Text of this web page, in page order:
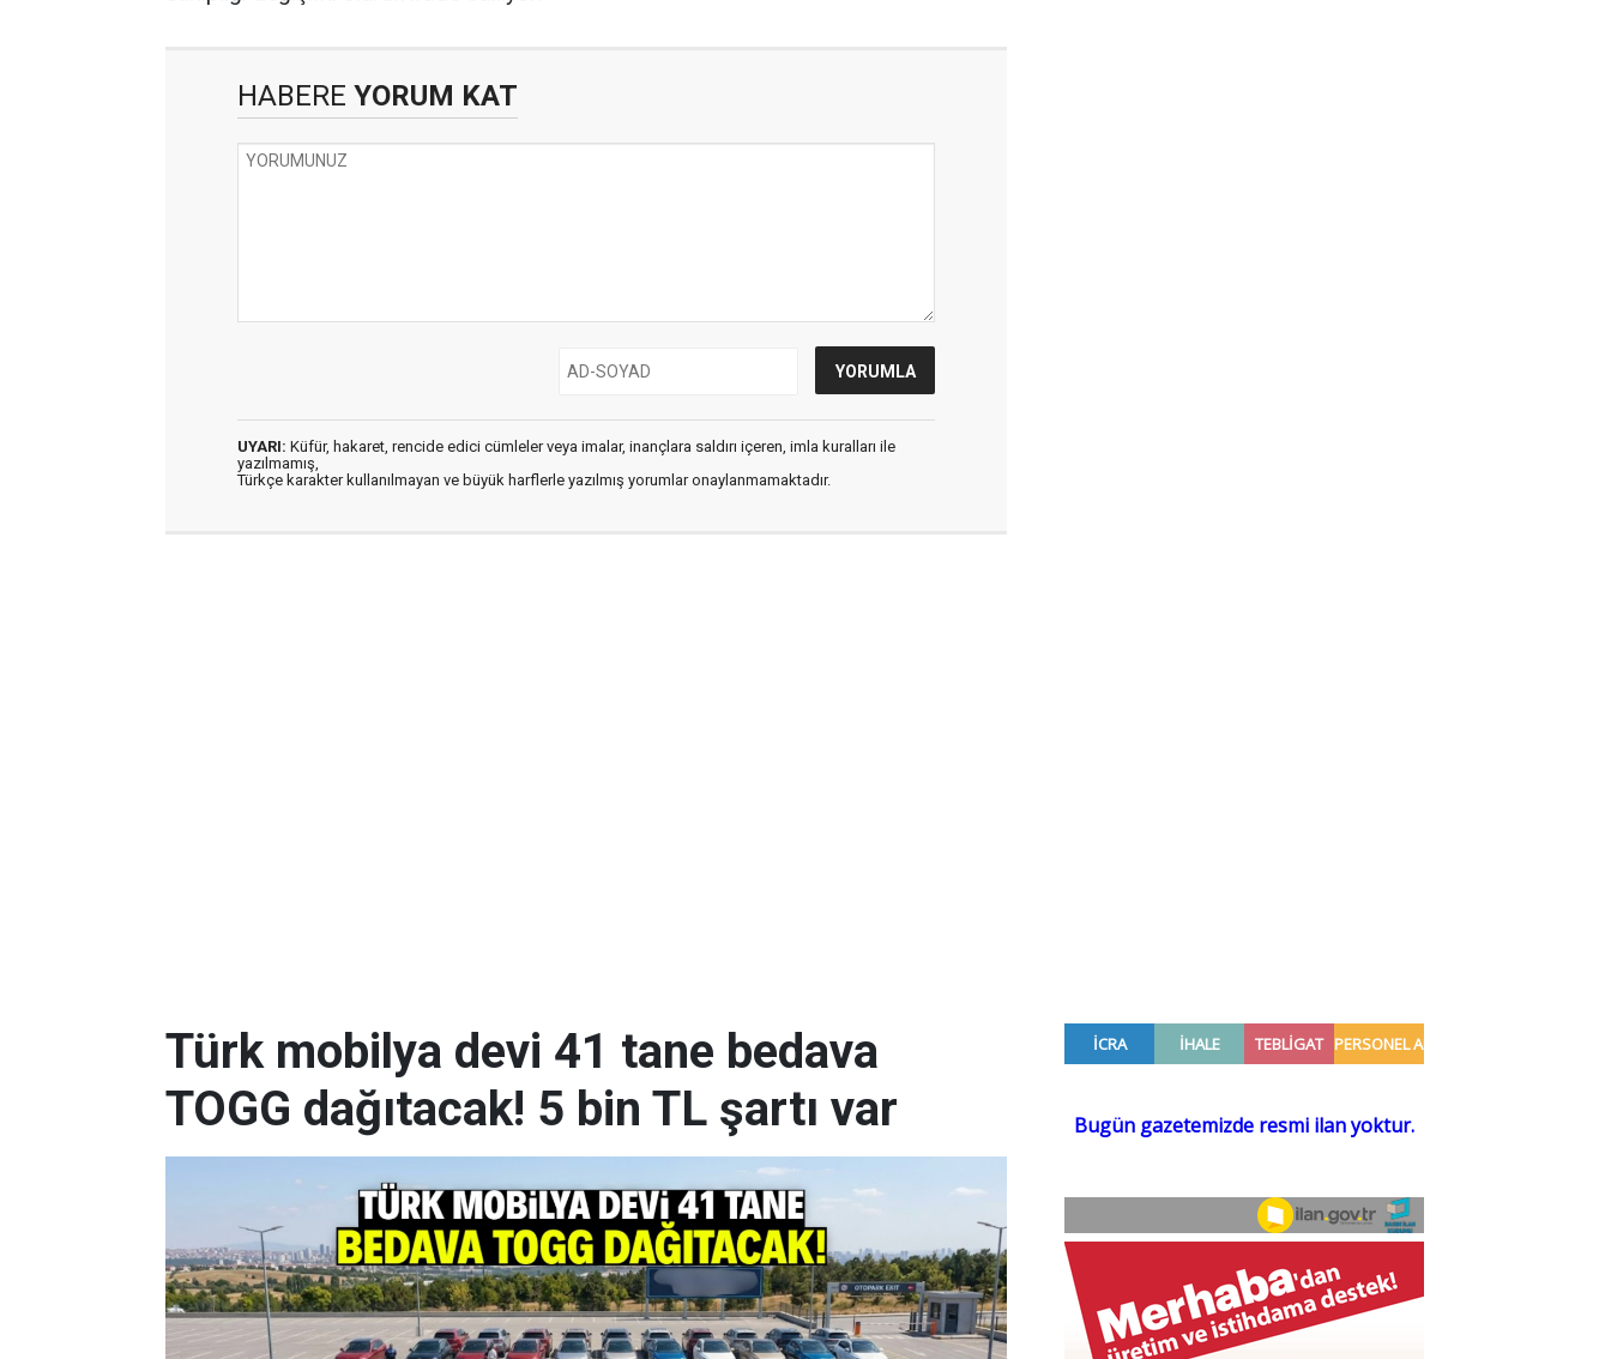
HABERE YORUM KAT
UYARI: Küfür, hakaret, rencide edici cümleler veya imalar, inançlara saldırı içeren, imla kuralları ile
yazılmamış,
Türkçe karakter kullanılmayan ve büyük harflerle yazılmış yorumlar onaylanmamaktadır.
Türk mobilya devi 41 tane bedava
TOGG dağıtacak! 5 bin TL şartı var